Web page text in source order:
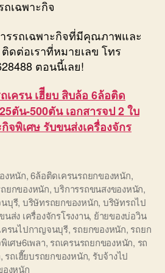
ถเฉพาะกิจ
รรถเฉพาะกิจที่มีคุณภาพและ
ดต่อเราที่หมายเลข โทร
ตอนนี้เลย!
เครน เฮีียบ สิบล้อ 6ล้อติด
ตัน-500ตัน เอกสารจป 2 ใบ
จพิเศษ รับขนส่งเครื่องจักร
งหนัก,6ล้อติดเครนรถยกของหนัก,
ยกของหนัก,บริการรถขนสงของหนัก,
บุรี, บริษัทรถยกของหนัก, บริษัทรถไป
ส่ง เครื่องจักรโรงงาน, ย้ายของบ่อวิน
ครนไปกาญจนบุรี, รถยกของหนัก, รถยก
เศษ6เพลา, รถเครนรถยกของหนัก, รถ
, รถเฮี๊ยบรถยกของหนัก, รับจ้างไป
องหนัก